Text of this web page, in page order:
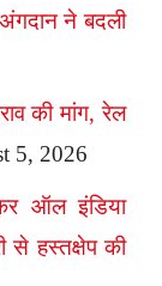
ने बदली
की मांग, रेल
5, 2026
ऑल इंडिया
से हस्तक्षेप की